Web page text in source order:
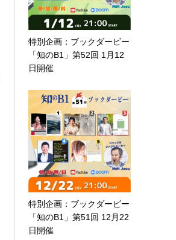
特別企画：ブックダービー
「知のB1」第52回 1月12
日開催
特別企画：ブックダービー
「知のB1」第51回 12月22
日開催